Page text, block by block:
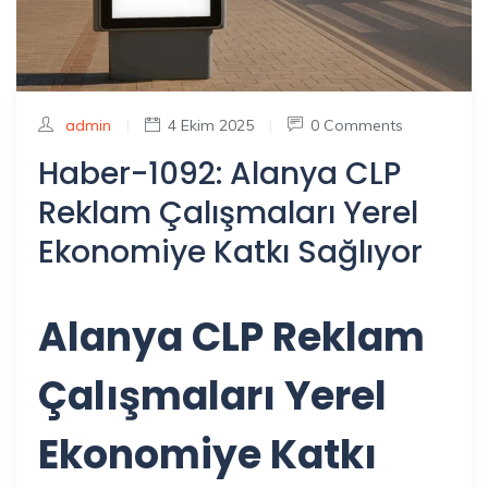
admin 4 Ekim 2025 0 Comments
Haber-1092: Alanya CLP
Reklam Çalışmaları Yerel
Ekonomiye Katkı Sağlıyor
Alanya CLP Reklam
Çalışmaları Yerel
Ekonomiye Katkı